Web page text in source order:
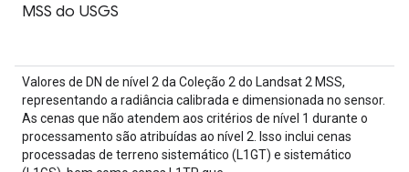
MSS do USGS
Valores de DN de nível 2 da Coleção 2 do Landsat 2 MSS,
representando a radiância calibrada e dimensionada no sensor.
As cenas que não atendem aos critérios de nível 1 durante o
processamento são atribuídas ao nível 2. Isso inclui cenas
processadas de terreno sistemático (L1GT) e sistemático